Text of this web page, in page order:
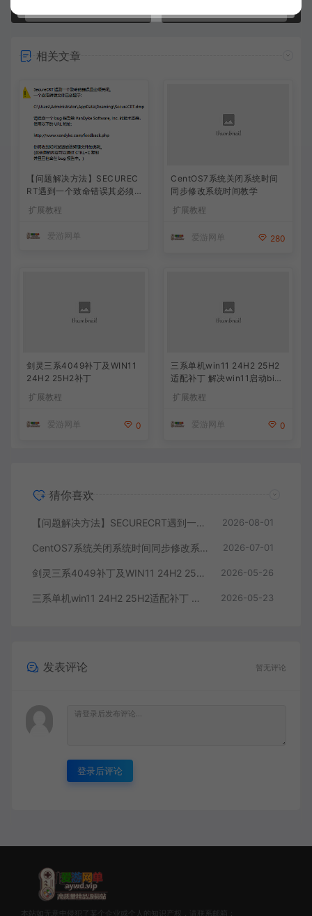
相关文章
【问题解决方法】SECUREC
RT遇到一个致命错误其必须
扩展教程
爱游网单
CentOS7系统关闭系统时间
同步修改系统时间教学
扩展教程
爱游网单 280
剑灵三系4049补丁及WIN11
24H2 25H2补丁
扩展教程
爱游网单 0
三系单机win11 24H2 25H2
适配补丁 解决win11启动bin6
4无反应问题 据说也能解决4
049
扩展教程
爱游网单 0
猜你喜欢
【问题解决方法】SECURECRT遇到一个致命错误其必须关闭 2026-08-01
CentOS7系统关闭系统时间同步修改系统时间教学 2026-07-01
剑灵三系4049补丁及WIN11 24H2 25H2补丁 2026-05-26
三系单机win11 24H2 25H2适配补丁 解决win11启动bin64无反应问题 据说也能解决4049 2026-05-23
发表评论 暂无评论
登录后评论
本站如无意中侵犯了某个企业或个人的知识产权，请联系邮箱：